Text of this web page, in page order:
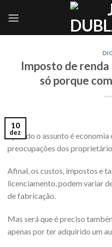
Imposto de
só porque
10
dez
Quando o assunto é
preocupações dos
Afinal, os custos, impostos e
licenciamento, podem variar
de fabricação.
Mas será que é preciso
apenas por ter adquirido um